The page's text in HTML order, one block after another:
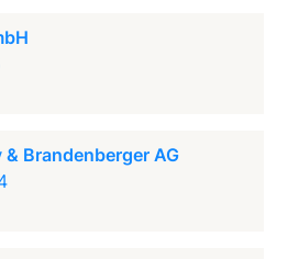
Brandenberger AG